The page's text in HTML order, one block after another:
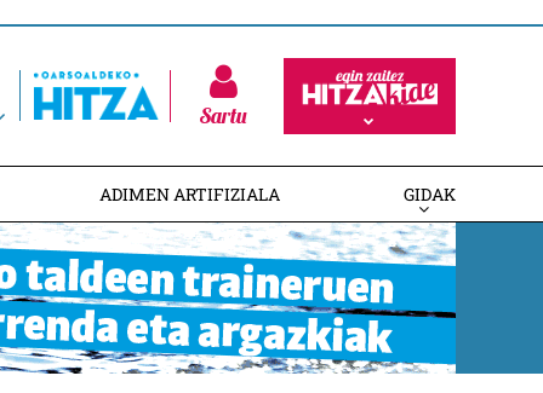
Sartu
ADIMEN ARTIFIZIALA GIDAK